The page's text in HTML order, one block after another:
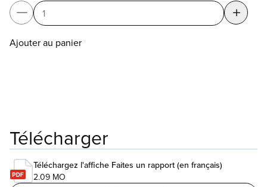
Ajouter au panier
Télécharger
Téléchargez l'affiche Faites un rapport (en français)
2.09 MO